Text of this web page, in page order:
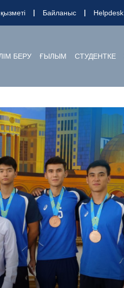
Байланыс Helpdesk
БЕРУ ҒЫЛЫМ СТУДЕНТКЕ